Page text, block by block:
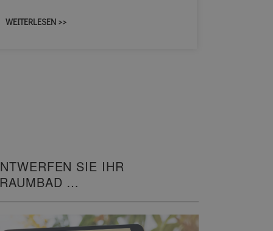
WEITERLESEN >>
SIE IHR